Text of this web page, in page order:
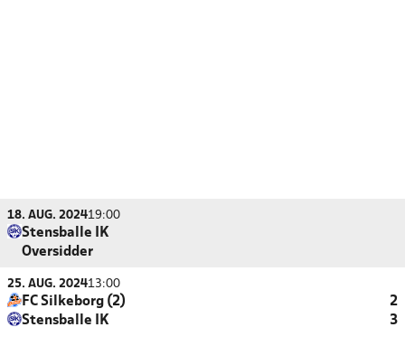
18. AUG. 202419:00
Stensballe IK
Oversidder
25. AUG. 202413:00
FC Silkeborg (2)
2
Stensballe IK
3